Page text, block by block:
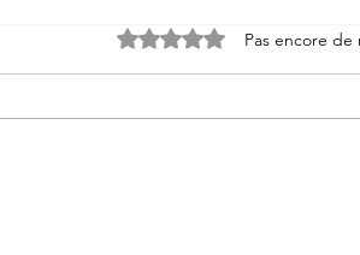
Noté 0 étoile sur 5.Pas encore de